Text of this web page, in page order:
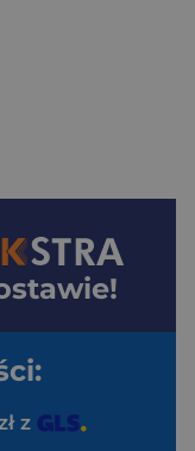
z